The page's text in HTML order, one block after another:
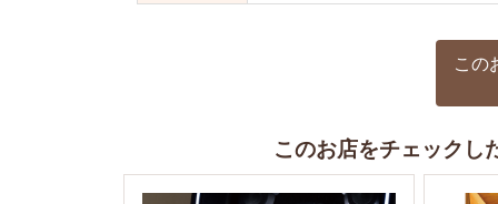
この
このお店をチェックし